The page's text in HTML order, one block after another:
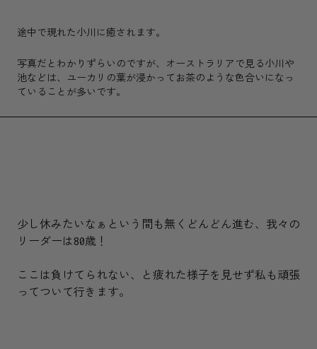
途中で現れた小川に癒されます。
写真だとわかりずらいのですが、オーストラリアで見る小川や
池などは、ユーカリの葉が浸かってお茶のような色合いになっ
ていることが多いです。
少し休みたいなぁという間も無くどんどん進む、我々の
リーダーは80歳！
ここは負けてられない、と疲れた様子を見せず私も頑張
ってついて行きます。